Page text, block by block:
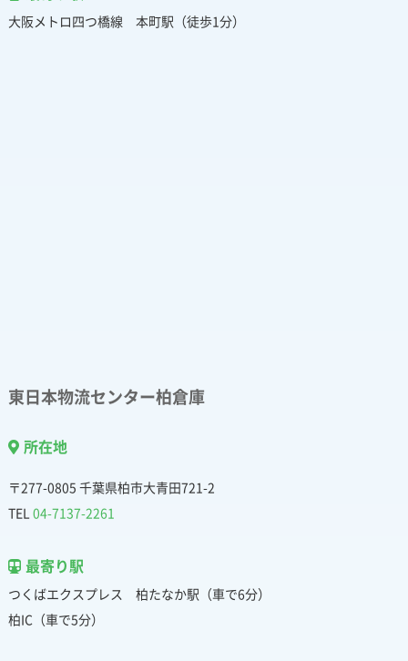
大阪メトロ四つ橋線 本町駅（徒歩1分）
東日本物流センター柏倉庫
所在地
〒277-0805 千葉県柏市大青田721-2
TEL 04-7137-2261
最寄り駅
つくばエクスプレス 柏たなか駅（車で6分）
柏IC（車で5分）